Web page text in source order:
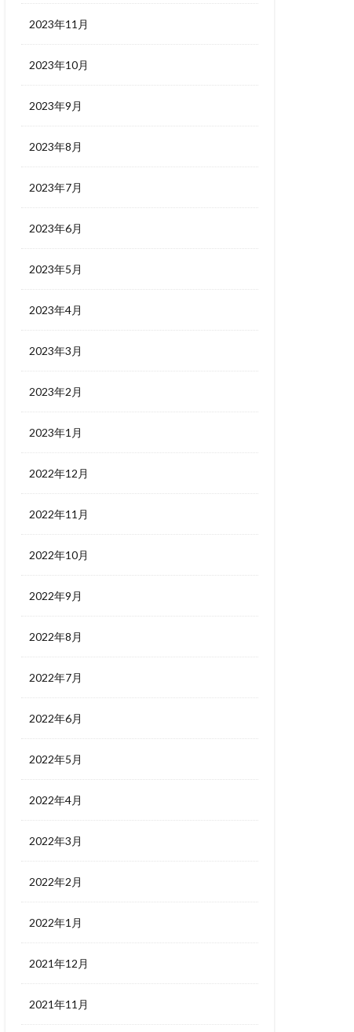
2023年11月
2023年10月
2023年9月
2023年8月
2023年7月
2023年6月
2023年5月
2023年4月
2023年3月
2023年2月
2023年1月
2022年12月
2022年11月
2022年10月
2022年9月
2022年8月
2022年7月
2022年6月
2022年5月
2022年4月
2022年3月
2022年2月
2022年1月
2021年12月
2021年11月